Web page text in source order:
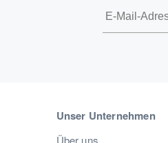
Unser Unternehmen
Über uns